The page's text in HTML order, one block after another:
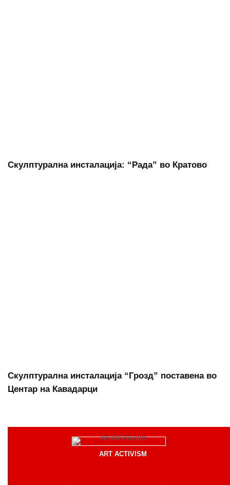
Скулптурална инсталација: “Рада” во Кратово
Скулптурална инсталација “Грозд” поставена во
Центар на Кавадарци
ART ACTIVISM